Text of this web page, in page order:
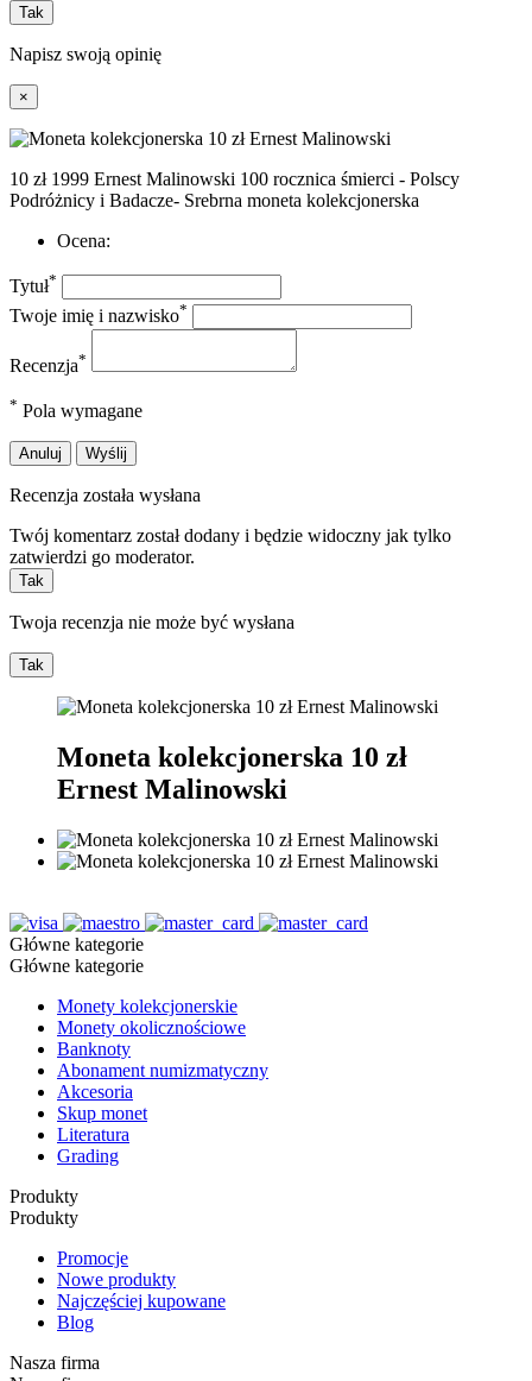
Tak
Napisz swoją opinię
×
10 zł 1999 Ernest Malinowski 100 rocznica śmierci - Polscy
Podróżnicy i Badacze- Srebrna moneta kolekcjonerska
Ocena:
Tytuł*
Twoje imię i nazwisko*
Recenzja*
* Pola wymagane
Anuluj Wyślij
Recenzja została wysłana
Twój komentarz został dodany i będzie widoczny jak tylko
zatwierdzi go moderator.
Tak
Twoja recenzja nie może być wysłana
Tak
Moneta kolekcjonerska 10 zł
Ernest Malinowski
Główne kategorie
Główne kategorie
Monety kolekcjonerskie
Monety okolicznościowe
Banknoty
Abonament numizmatyczny
Akcesoria
Skup monet
Literatura
Grading
Produkty
Produkty
Promocje
Nowe produkty
Najczęściej kupowane
Blog
Nasza firma